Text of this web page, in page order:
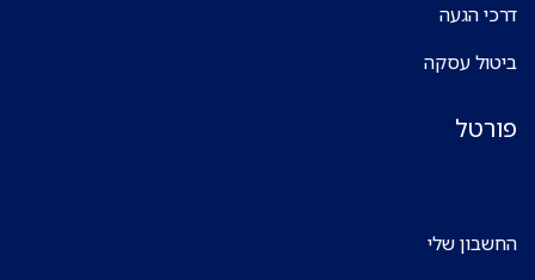
דרכי הגעה
ביטול עסקה
פורטל
החשבון שלי